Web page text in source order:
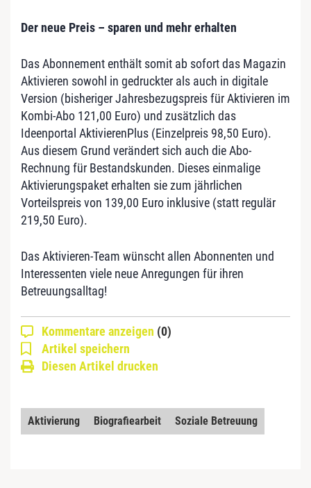
Der neue Preis – sparen und mehr erhalten
Das Abonnement enthält somit ab sofort das Magazin
Aktivieren sowohl in gedruckter als auch in digitale
Version (bisheriger Jahresbezugspreis für Aktivieren im
Kombi-Abo 121,00 Euro) und zusätzlich das
Ideenportal AktivierenPlus (Einzelpreis 98,50 Euro).
Aus diesem Grund verändert sich auch die Abo-
Rechnung für Bestandskunden. Dieses einmalige
Aktivierungspaket erhalten sie zum jährlichen
Vorteilspreis von 139,00 Euro inklusive (statt regulär
219,50 Euro).
Das Aktivieren-Team wünscht allen Abonnenten und
Interessenten viele neue Anregungen für ihren
Betreuungsalltag!
Kommentare anzeigen (0)
Artikel speichern
Diesen Artikel drucken
Aktivierung Biografiearbeit Soziale Betreuung